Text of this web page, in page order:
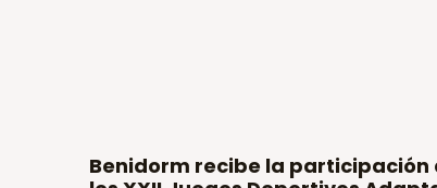
Benidorm recibe la participación